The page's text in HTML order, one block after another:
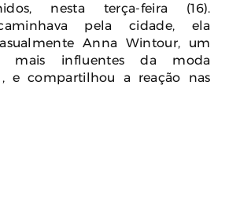
nesta terça-feira (16).
pela cidade, ela
Anna Wintour, um
mais influentes da moda
e compartilhou a reação nas